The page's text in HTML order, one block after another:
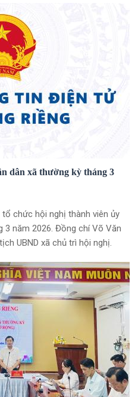
dân xã thường kỳ tháng 3
tổ chức hội nghị thành viên ủy
3 năm 2026. Đồng chí Võ Văn
UBND xã chủ trì hội nghị.